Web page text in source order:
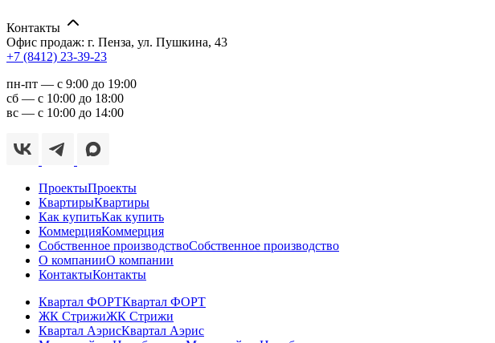
Контакты
Офис продаж: г. Пенза, ул. Пушкина, 43
+7 (8412) 23-39-23
пн-пт — с 9:00 до 19:00
сб — с 10:00 до 18:00
вс — с 10:00 до 14:00
ПроектыПроекты
КвартирыКвартиры
Как купитьКак купить
КоммерцияКоммерция
Собственное производствоСобственное производство
О компанииО компании
КонтактыКонтакты
Квартал ФОРТКвартал ФОРТ
ЖК СтрижиЖК Стрижи
Квартал АэрисКвартал Аэрис